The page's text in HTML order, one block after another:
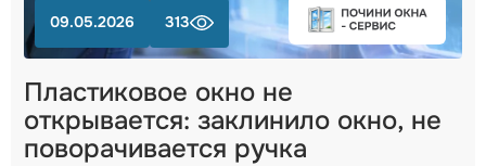
09.05.2026 313
Пластиковое окно не
открывается: заклинило окно, не
поворачивается ручка